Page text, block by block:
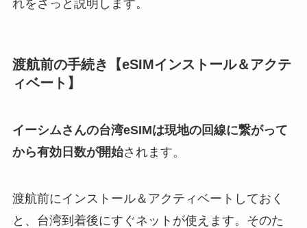
れをさっと説明します。
渡航前の手続き【eSIMインストール＆アクテ
ィベート】
イーシムさんの台湾eSIMは現地の回線に繋がって
から有効日数が開始されます。
渡航前にインストール＆アクティベートしておく
と、台湾到着後にすぐネットが使えます。そのた